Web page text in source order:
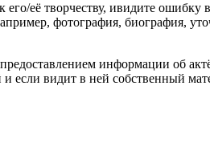
её творчеству, ивидите
фотография, биография,
информации об
видит в ней собственный